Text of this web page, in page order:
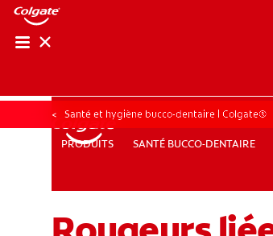
PRODUITS SANTÉ BUCCO-DENTAIRE
PRODUITS SANTÉ BUCCO-DENTAIRE
Santé et hygiène bucco-dentaire | Colgate®